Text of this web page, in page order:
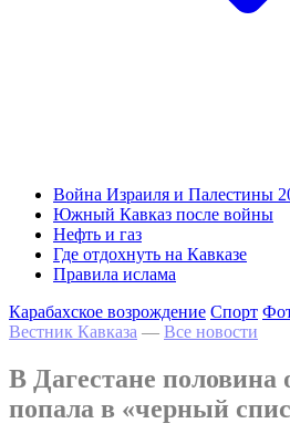
Война Израиля и Палестины
Южный Кавказ после войны
Нефть и газ
Где отдохнуть на Кавказе
Правила ислама
Карабахское возрождение Спорт
Вестник Кавказа — Все новости
В Дагестане
попала в «черный